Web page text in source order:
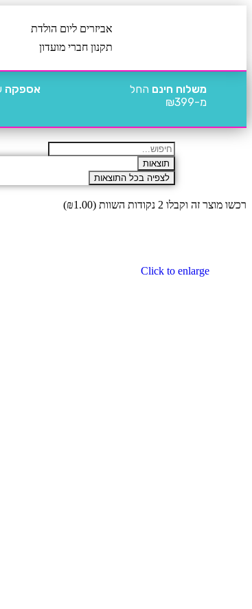
אביזרים ליום הולדת
תקנון חברי מועדון
משלוח חינם החל
מ-₪399
אספקה
תוצאות
לצפיה בכל התוצאות
רכשו מוצר זה וקבלו 2 נקודות השוות ( ₪1.00
)
Click to enlarge